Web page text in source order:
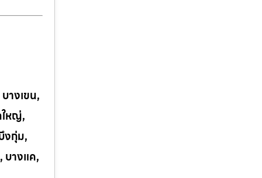
างเขน,
หญ่,
งกุ่ม,
บางแค,